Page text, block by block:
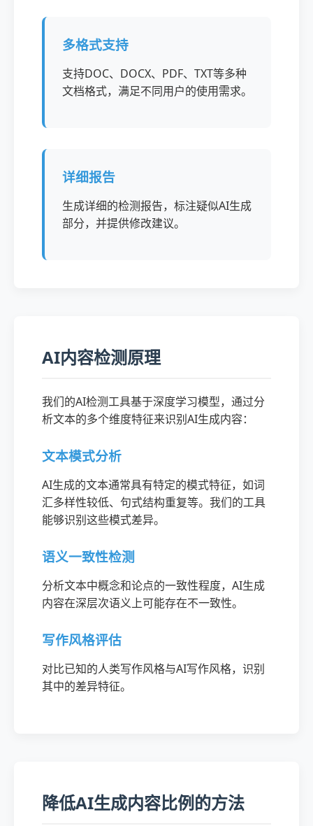
多格式支持
支持DOC、DOCX、PDF、TXT等多种
文档格式，满足不同用户的使用需求。
详细报告
生成详细的检测报告，标注疑似AI生成
部分，并提供修改建议。
AI内容检测原理
我们的AI检测工具基于深度学习模型，通过分
析文本的多个维度特征来识别AI生成内容：
文本模式分析
AI生成的文本通常具有特定的模式特征，如词
汇多样性较低、句式结构重复等。我们的工具
能够识别这些模式差异。
语义一致性检测
分析文本中概念和论点的一致性程度，AI生成
内容在深层次语义上可能存在不一致性。
写作风格评估
对比已知的人类写作风格与AI写作风格，识别
其中的差异特征。
降低AI生成内容比例的方法